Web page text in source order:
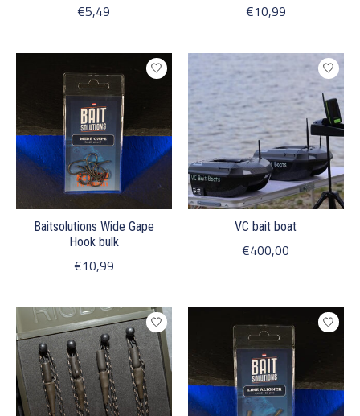
€5,49 €10,99
Baitsolutions Wide Gape
Hook bulk
€10,99
VC bait boat
€400,00